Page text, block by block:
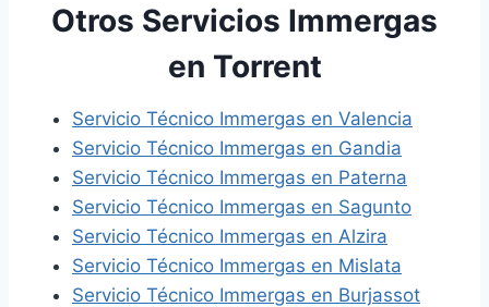
Otros Servicios Immergas
en Torrent
Servicio Técnico Immergas en Valencia
Servicio Técnico Immergas en Gandia
Servicio Técnico Immergas en Paterna
Servicio Técnico Immergas en Sagunto
Servicio Técnico Immergas en Alzira
Servicio Técnico Immergas en Mislata
Servicio Técnico Immergas en Burjassot